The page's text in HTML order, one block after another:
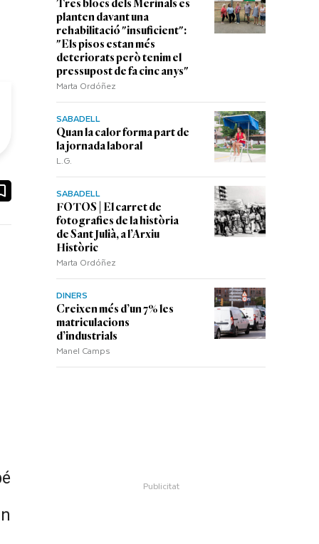
Tres blocs dels Merinals es
planten davant una
rehabilitació "insuficient":
"Els pisos estan més
deteriorats però tenim el
pressupost de fa cinc anys"
Marta Ordóñez
SABADELL
Quan la calor forma part de
la jornada laboral
L.G.
SABADELL
FOTOS | El carret de
fotografies de la història
de Sant Julià, a l’Arxiu
Històric
Marta Ordóñez
DINERS
Creixen més d’un 7% les
matriculacions
d’industrials
Manel Camps